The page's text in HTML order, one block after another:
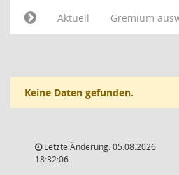
Aktuell
Gremium
Keine Daten gefunden.
Letzte Änderung: 05.08.2026
18:32:06